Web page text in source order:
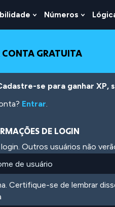
Show
Submenu
Habilidade
Números Show
GRATUITA
se para ganhar XP,
Entrar.
DE LOGIN
Outros usuários não
Certifique-se de lembrar